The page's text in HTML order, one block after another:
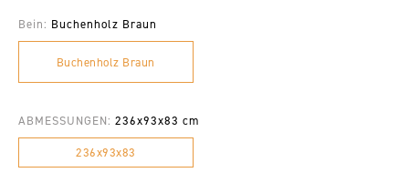
Bein: Buchenholz Braun
Buchenholz Braun
ABMESSUNGEN: 236x93x83 cm
236x93x83